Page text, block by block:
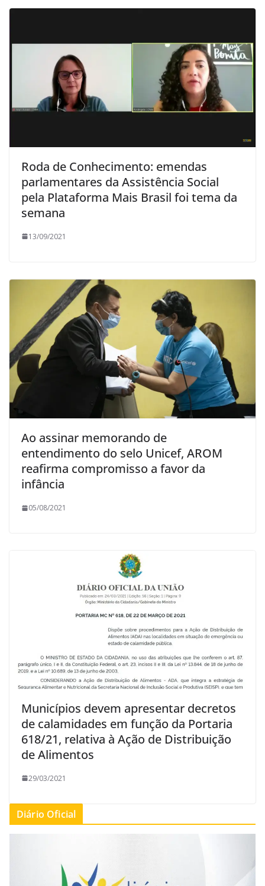
Roda de Conhecimento: emendas
parlamentares da Assistência Social
pela Plataforma Mais Brasil foi tema da
semana
13/09/2021
Ao assinar memorando de
entendimento do selo Unicef, AROM
reafirma compromisso a favor da
infância
05/08/2021
Municípios devem apresentar decretos
de calamidades em função da Portaria
618/21, relativa à Ação de Distribuição
de Alimentos
29/03/2021
Diário Oficial